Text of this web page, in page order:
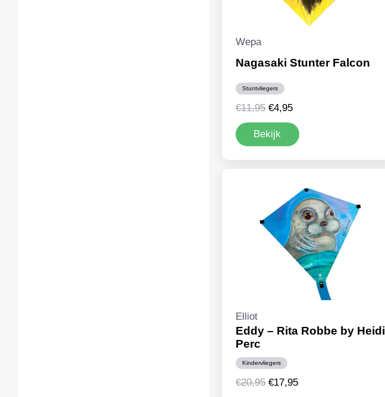
Wepa
Nagasaki Stunter Falcon
Stuntvliegers
€11,95 Oorspronkelijke
prijs
was:
€4,95Huidige
prijs
is:
Bekijk
Elliot
Eddy – Rita Robbe by Heidi
Perc
Kindervliegers
€20,95 Oorspronkelijke
€17,95Huidige